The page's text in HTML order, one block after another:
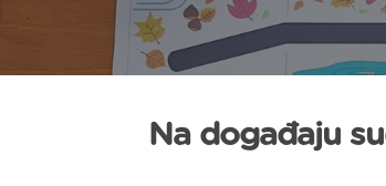
Na događaju